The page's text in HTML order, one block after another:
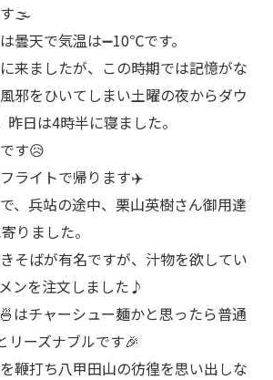
す🌫️
曇天で気温は➖10℃です。
来ましたが、この時期では記憶がな
邪をひいてしまい土曜の夜からダウ
日は4時半に寝ました。
す😥
ライトで帰ります✈️
、兵站の途中、栗山英樹さん御用達
りました。
そばが有名ですが、汁物を欲してい
ンを注文しました♪
はチャーシュー麺かと思ったら普通
リーズナブルです🎉
鞭打ち八甲田山の彷徨を思い出しな